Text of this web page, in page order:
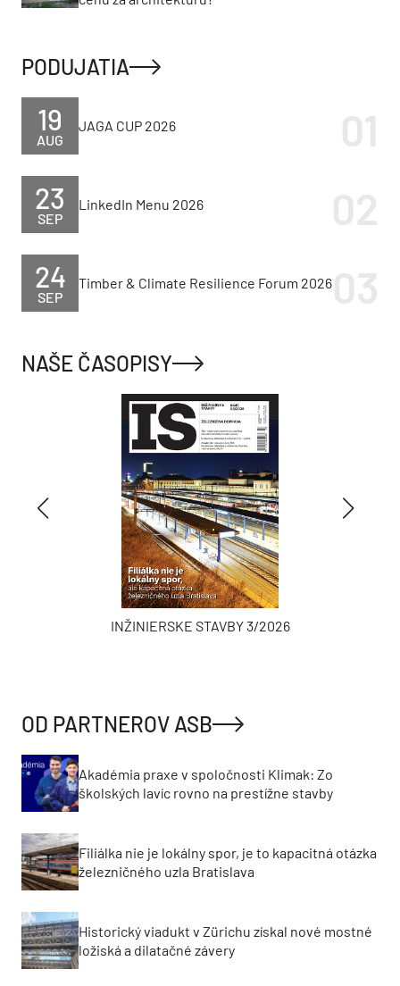
PODUJATIA
AUG
19 JAGA CUP 2026
SEP
23 LinkedIn Menu 2026
SEP
24 Timber & Climate Resilience Forum 2026
NAŠE ČASOPISY
INŽINIERSKE STAVBY 3/2026
OD PARTNEROV ASB
Akadémia praxe v spoločnosti Klimak: Zo
školských lavíc rovno na prestížne stavby
Filiálka nie je lokálny spor, je to kapacitná otázka
železničného uzla Bratislava
Historický viadukt v Zürichu získal nové mostné
ložiská a dilatačné závery